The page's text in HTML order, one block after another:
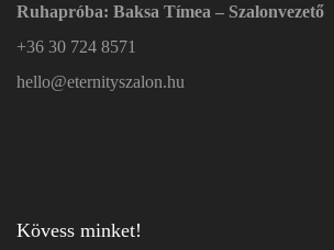
Ruhapróba: Baksa Tímea – Szalonvezető
+36 30 724 8571
hello@eternityszalon.hu
Kövess minket!